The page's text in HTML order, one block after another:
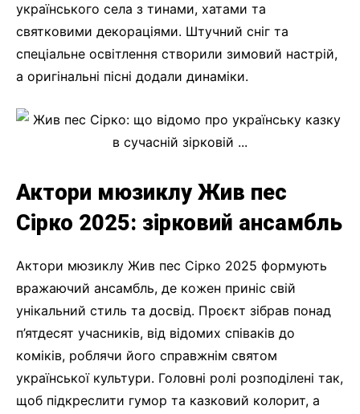
українського села з тинами, хатами та
святковими декораціями. Штучний сніг та
спеціальне освітлення створили зимовий настрій,
а оригінальні пісні додали динаміки.
Актори мюзиклу Жив пес
Сірко 2025: зірковий ансамбль
Актори мюзиклу Жив пес Сірко 2025 формують
вражаючий ансамбль, де кожен приніс свій
унікальний стиль та досвід. Проєкт зібрав понад
п’ятдесят учасників, від відомих співаків до
коміків, роблячи його справжнім святом
української культури. Головні ролі розподілені так,
щоб підкреслити гумор та казковий колорит, а